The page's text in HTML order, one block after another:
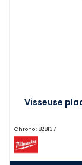
Visseuse
Chrono : 828137